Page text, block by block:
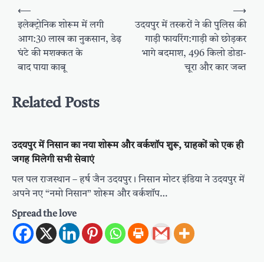
Post
navigation
⟵
इलेक्ट्रोनिक शोरूम में लगी
आग:30 लाख का नुकसान, डेढ़
घंटे की मशक्कत के
बाद पाया काबू
उदयपुर में तस्करों ने की पुलिस की
गाड़ी फायरिंग:गाड़ी को छोड़कर
भागे बदमाश, 496 किलो डोडा-
चूरा और कार जब्त
⟶
Related Posts
उदयपुर में निसान का नया शोरूम और वर्कशॉप शुरू, ग्राहकों को एक ही
जगह मिलेगी सभी सेवाएं
पल पल राजस्थान – हर्ष जैन उदयपुर। निसान मोटर इंडिया ने उदयपुर में
अपने नए “नमो निसान” शोरूम और वर्कशॉप…
Spread the love